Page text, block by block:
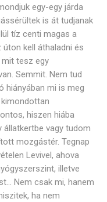
egy-egy járda
is át tudjanak
tíz centi magas a
kell áthaladni és
mit tesz egy
Semmit. Nem tud
hiányában mi is meg
kimondottan
hiszen hiába
állatkertbe vagy tudom
mozgástér. Tegnap
Levivel, ahova
illetve
Nem csak mi, hanem
ha nem